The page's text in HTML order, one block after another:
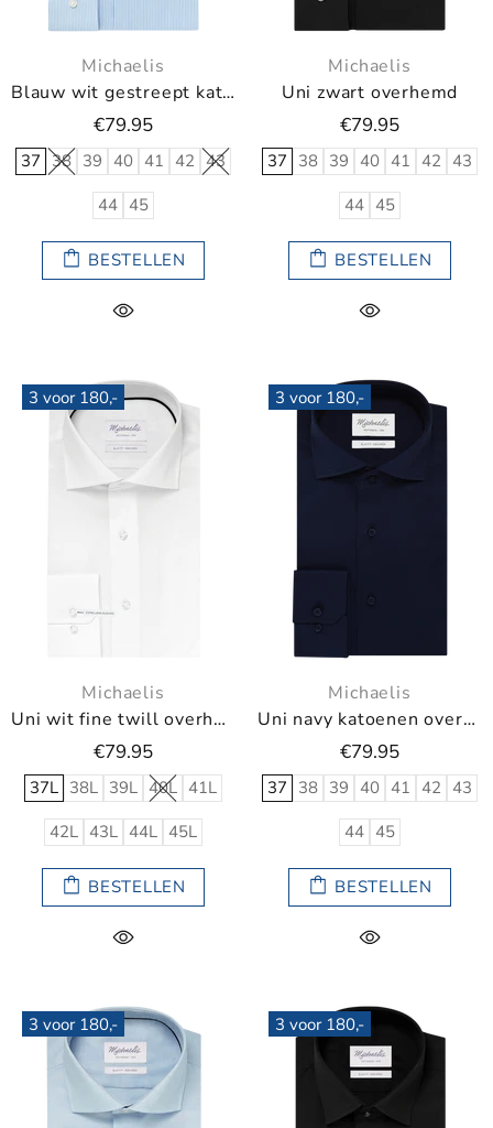
Michaelis
Blauw wit gestreept katoenen overhemd
€79.95
37 38 39 40 41 42 43
44 45
BESTELLEN
Michaelis
Uni zwart overhemd
€79.95
37 38 39 40 41 42 43
44 45
BESTELLEN
3 voor 180,-
Michaelis
Uni wit fine twill overhemd (Extra lange mouwen)
€79.95
37L 38L 39L 40L 41L
42L 43L 44L 45L
BESTELLEN
3 voor 180,-
Michaelis
Uni navy katoenen overhemd
€79.95
37 38 39 40 41 42 43
44 45
BESTELLEN
3 voor 180,- 3 voor 180,-